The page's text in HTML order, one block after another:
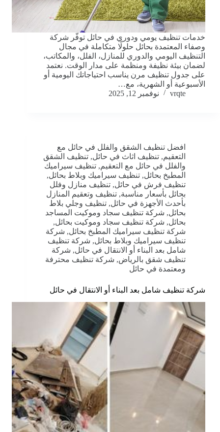
خدمات تنظيف يومي ودوري في حائل توفّر شركة
وصفاء المعتمدة بحائل حلولًا متكاملة في مجال
التنظيف اليومي والدوري للمنازل، الفلل، والمكاتب،
لضمان بيئة نظيفة ومنظمة على مدار الوقت. نعتمد
على جدول تنظيف مرن يناسب احتياجاتك اليومية أو
الأسبوعية أو الشهرية، مع…
vrqte
نوفمبر 12, 2025
افضل تنظيف الشقق والفلل في حائل مع
التعقيم, تنظيف اثاث في حائل, تنظيف الشقق
والفلل في حائل مع التعقيم, تنظيف سيراميك
المطبخ بحائل, تنظيف سيراميك وبلاط بحائل,
تنظيف فرش في حائل, تنظيف منازل وفلل
بحائل بأسعار مناسبة, تنظيف وتعقيم المنازل
بأحدث الأجهزة في حائل, تنظيف وجلي بلاط
بحائل, شركة تنظيف سجاد وموكيت المساجد
بحائل, شركة تنظيف سجاد وموكيت بحائل,
شركة تنظيف سيراميك المطبخ بحائل, شركة
تنظيف سيراميك وبلاط بحائل, شركة تنظيف
شامل بعد البناء أو الانتقال في حائل, شركة
تنظيف شقق بالرياض, شركة تنظيف محترفة
ومعتمدة في حائل
شركة تنظيف شامل بعد البناء أو الانتقال في حائل